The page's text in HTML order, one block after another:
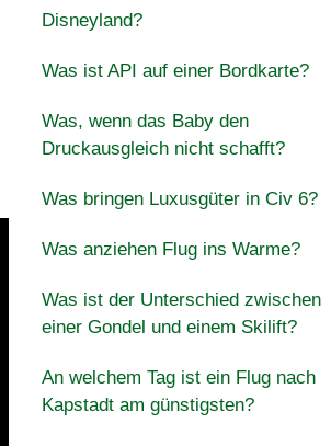
Disneyland?
Was ist API auf einer Bordkarte?
Was, wenn das Baby den
Druckausgleich nicht schafft?
Was bringen Luxusgüter in Civ 6?
Was anziehen Flug ins Warme?
Was ist der Unterschied zwischen
einer Gondel und einem Skilift?
An welchem ​​Tag ist ein Flug nach
Kapstadt am günstigsten?